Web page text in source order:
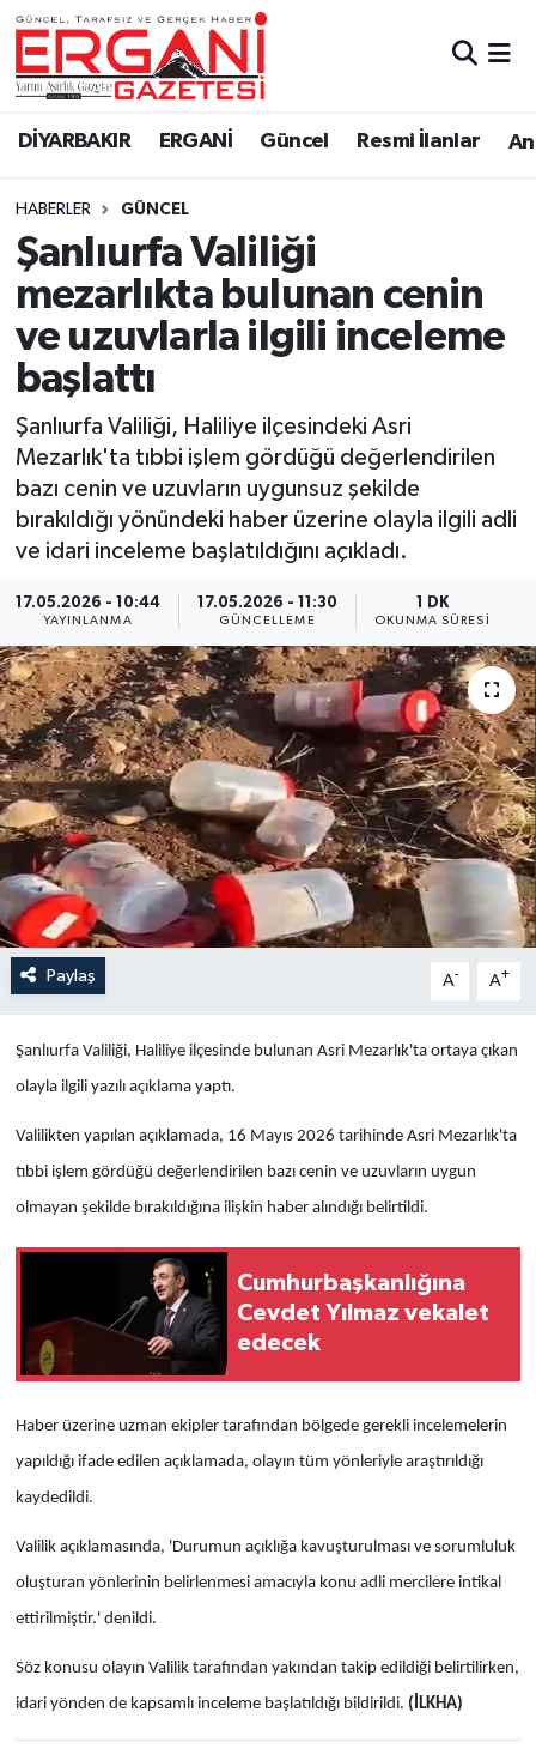
DİYARBAKIR ERGANİ Güncel Resmi İlanlar
HABERLER GÜNCEL
Şanlıurfa Valiliği
mezarlıkta bulunan cenin
ve uzuvlarla ilgili inceleme
başlattı
Şanlıurfa Valiliği, Haliliye ilçesindeki Asri
Mezarlık'ta tıbbi işlem gördüğü değerlendirilen
bazı cenin ve uzuvların uygunsuz şekilde
bırakıldığı yönündeki haber üzerine olayla ilgili adli
ve idari inceleme başlatıldığını açıkladı.
17.05.2026 - 10:44
YAYINLANMA
17.05.2026 - 11:30
GÜNCELLEME
1 DK
OKUNMA SÜRESI
Paylaş A- A+
Şanlıurfa Valiliği, Haliliye ilçesinde bulunan Asri Mezarlık'ta ortaya çıkan
olayla ilgili yazılı açıklama yaptı.
Valilikten yapılan açıklamada, 16 Mayıs 2026 tarihinde Asri Mezarlık'ta
tıbbi işlem gördüğü değerlendirilen bazı cenin ve uzuvların uygun
olmayan şekilde bırakıldığına ilişkin haber alındığı belirtildi.
Cumhurbaşkanlığına
Cevdet Yılmaz vekalet
edecek
Haber üzerine uzman ekipler tarafından bölgede gerekli incelemelerin
yapıldığı ifade edilen açıklamada, olayın tüm yönleriyle araştırıldığı
kaydedildi.
Valilik açıklamasında, 'Durumun açıklığa kavuşturulması ve sorumluluk
oluşturan yönlerinin belirlenmesi amacıyla konu adli mercilere intikal
ettirilmiştir.' denildi.
Söz konusu olayın Valilik tarafından yakından takip edildiği belirtilirken,
idari yönden de kapsamlı inceleme başlatıldığı bildirildi. (İLKHA)
DİYARBAKIR
BİSMİL
BAĞLAR
ERGANİ
Güncel
Resmi İlanlar
Sağlık
Si̇yaset
Spor
Bi̇li̇m & Teknoloji̇
Dünya
Eği̇ti̇m
Ergani Nöbetçi Eczaneler
Ergani Hava Durumu
Ergani Trafik Yoğunluk Haritası
Süper Lig Puan Durumu ve Fikstür
Tüm Manşetler
Son Dakika Haberleri
Haber Arşivi